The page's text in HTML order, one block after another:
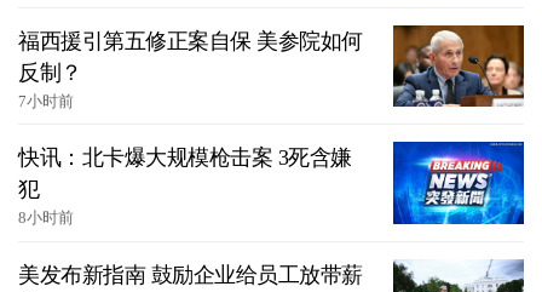
福西援引第五修正案自保 美参院如何
反制？
7小时前
快讯：北卡爆大规模枪击案 3死含嫌
犯
8小时前
美发布新指南 鼓励企业给员工放带薪